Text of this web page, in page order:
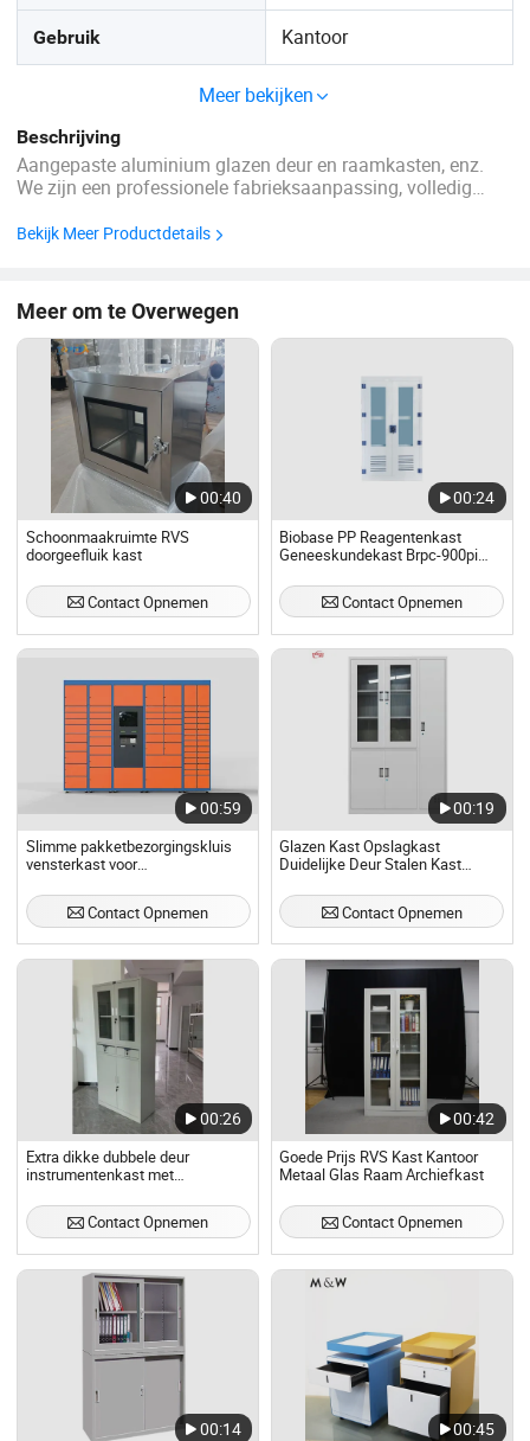
Gebruik Kantoor
Meer bekijken
Beschrijving
Aangepaste aluminium glazen deur en raamkasten, enz.
We zijn een professionele fabrieksaanpassing, volledig
alle CNC gemechaniseerde productie, het creëren van een
Bekijk Meer Productdetails
Meer om te Overwegen
00:40
Schoonmaakruimte RVS
doorgeefluik kast
Contact Opnemen
00:24
Biobase PP Reagentenkast
Geneeskundekast Brpc-900pi
Glazen Doorzichtige Ramen Kast
voor LaboratoriumContact Opnemen
00:59
Slimme pakketbezorgingskluis
vensterkast voor
Contact Opnemen
00:19
Glazen Kast Opslagkast
Duidelijke Deur Stalen Kast
Meubilair
Contact Opnemen
00:26
Extra dikke dubbele deur
instrumentenkast met
kijkvenster
Contact Opnemen
00:42
Goede Prijs RVS Kast Kantoor
Metaal Glas Raam Archiefkast
Contact Opnemen
00:14 00:45